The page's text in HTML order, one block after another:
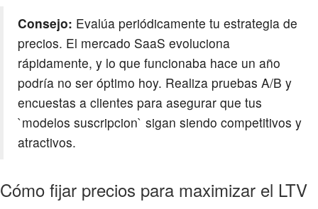
Consejo: Evalúa periódicamente tu estrategia de
precios. El mercado SaaS evoluciona
rápidamente, y lo que funcionaba hace un año
podría no ser óptimo hoy. Realiza pruebas A/B y
encuestas a clientes para asegurar que tus
`modelos suscripcion` sigan siendo competitivos y
atractivos.
Cómo fijar precios para maximizar el LTV